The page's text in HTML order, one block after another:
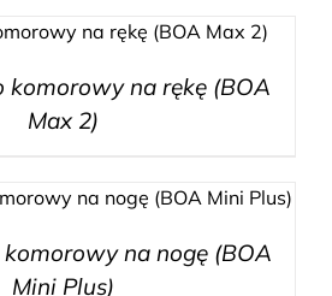
komorowy na rękę (BOA
Max 2)
na nogę (BOA
Mini Plus)